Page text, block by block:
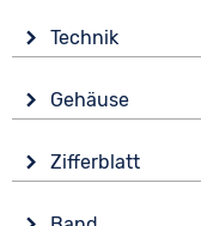
Technik
Automatik
Funktionen
Datumsanzeige
Gehäuse
Saphirglas
Form
Zifferblatt